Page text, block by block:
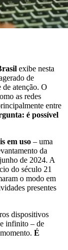
exibe nesta
de
de atenção. O
as redes
entre
é possível
em uso – uma
da
de 2024. A
do século 21
o modo em
presentes
dispositivos
infinito – de
É